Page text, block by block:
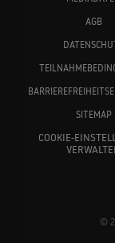
AGB
SITEMAP
COOKIE-
©